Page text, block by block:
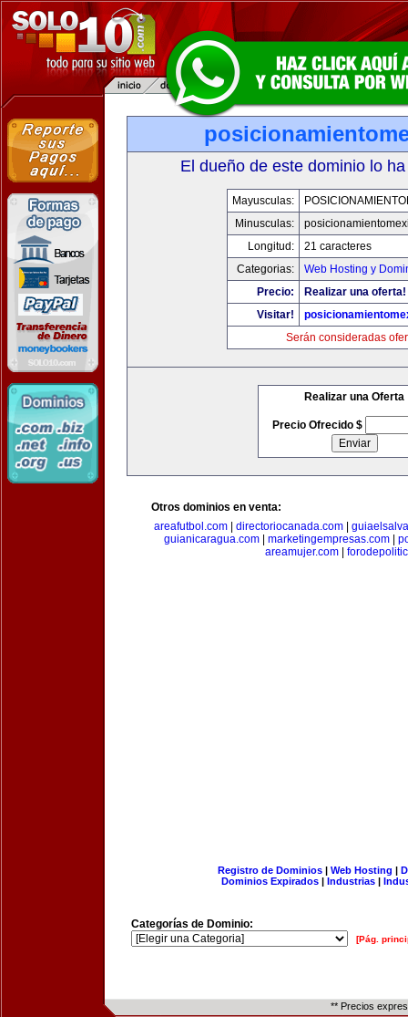
El dueño de este dominio lo
Mayusculas:
Minusculas:
Longitud:
21 caracteres
Categorias:
Web Hosting y
Precio:
Realizar una oferta!
Visitar!
Serán consideradas
Realizar una Oferta
Precio Ofrecido $
Otros dominios en venta:
areafutbol.com
directoriocanada.com
guianicaragua.com
marketingempresas.com
areamujer.com
Registro de Dominios| Web Hosting |
Dominios Expirados | Industrias |
Categorías de Dominio:
[Pág.
** Precios